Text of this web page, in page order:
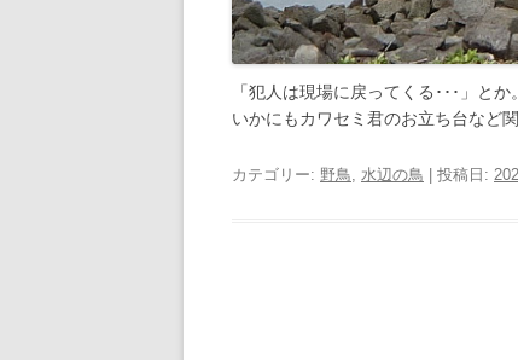
「犯人は現場に戻ってくる･･･」と
いかにもカワセミ君のお立ち台など
カテゴリー: 野鳥 水辺の鳥 | 投稿日: